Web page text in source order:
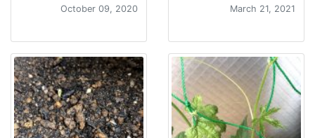
October 09, 2020 March 21, 2021